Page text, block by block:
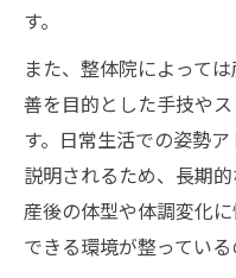
す。
また、整体院によって
善を目的とした手技や
す。日常生活での姿勢
説明されるため、長期的
産後の体型や体調変化
できる環境が整っている